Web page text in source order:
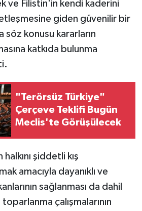
ve Filistin'in kendi kaderini
giden güvenilir bir
söz konusu kararların
katkıda bulunma
"Terörsüz Türkiye"
Çerçeve Teklifi Bugün
Meclis'te Görüşülecek
şiddetli kış
amacıyla dayanıklı ve
sağlanması da dahil
çalışmalarının